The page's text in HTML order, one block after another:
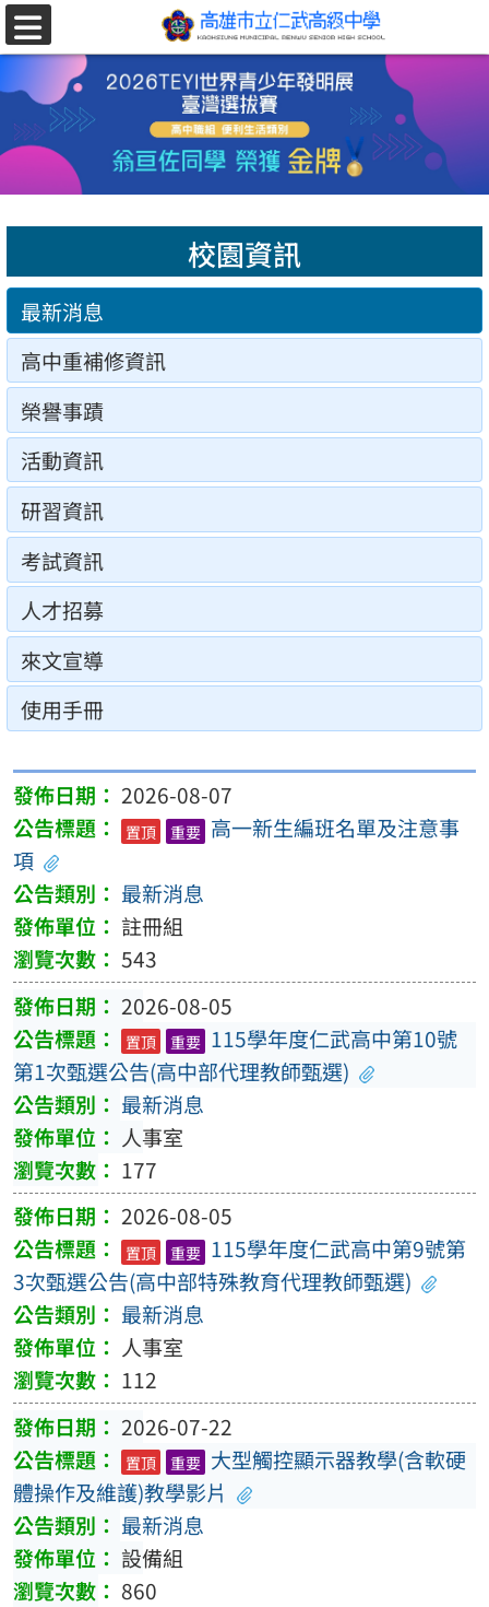
跳至主要內容區
選
單
校園資訊
最新消息
高中重補修資訊
榮譽事蹟
活動資訊
研習資訊
考試資訊
人才招募
來文宣導
使用手冊
2026-08-07
置頂 重要 高一新生編班名單及注意事
項
最新消息
註冊組
543
2026-08-05
置頂 重要 115學年度仁武高中第10號
第1次甄選公告(高中部代理教師甄選)
最新消息
人事室
177
2026-08-05
置頂 重要 115學年度仁武高中第9號第
3次甄選公告(高中部特殊教育代理教師甄選)
最新消息
人事室
112
2026-07-22
置頂 重要 大型觸控顯示器教學(含軟硬
體操作及維護)教學影片
最新消息
設備組
860